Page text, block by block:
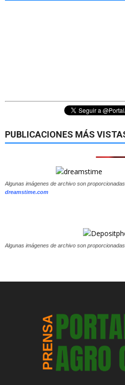
PUBLICACIONES MÁS
Algunas imágenes de archivo son
dreamstime.com
Algunas imágenes de archivo son